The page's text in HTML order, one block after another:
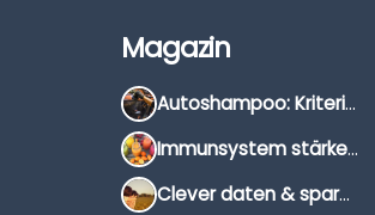
Magazin
Autoshampoo: Kriterien, Unterschiede & Anwendung
Immunsystem stärken: Hausmittel, Vitamine & Wissenswertes
Clever daten & sparen: So findest du die besten Deals für Dates und Unternehmungen